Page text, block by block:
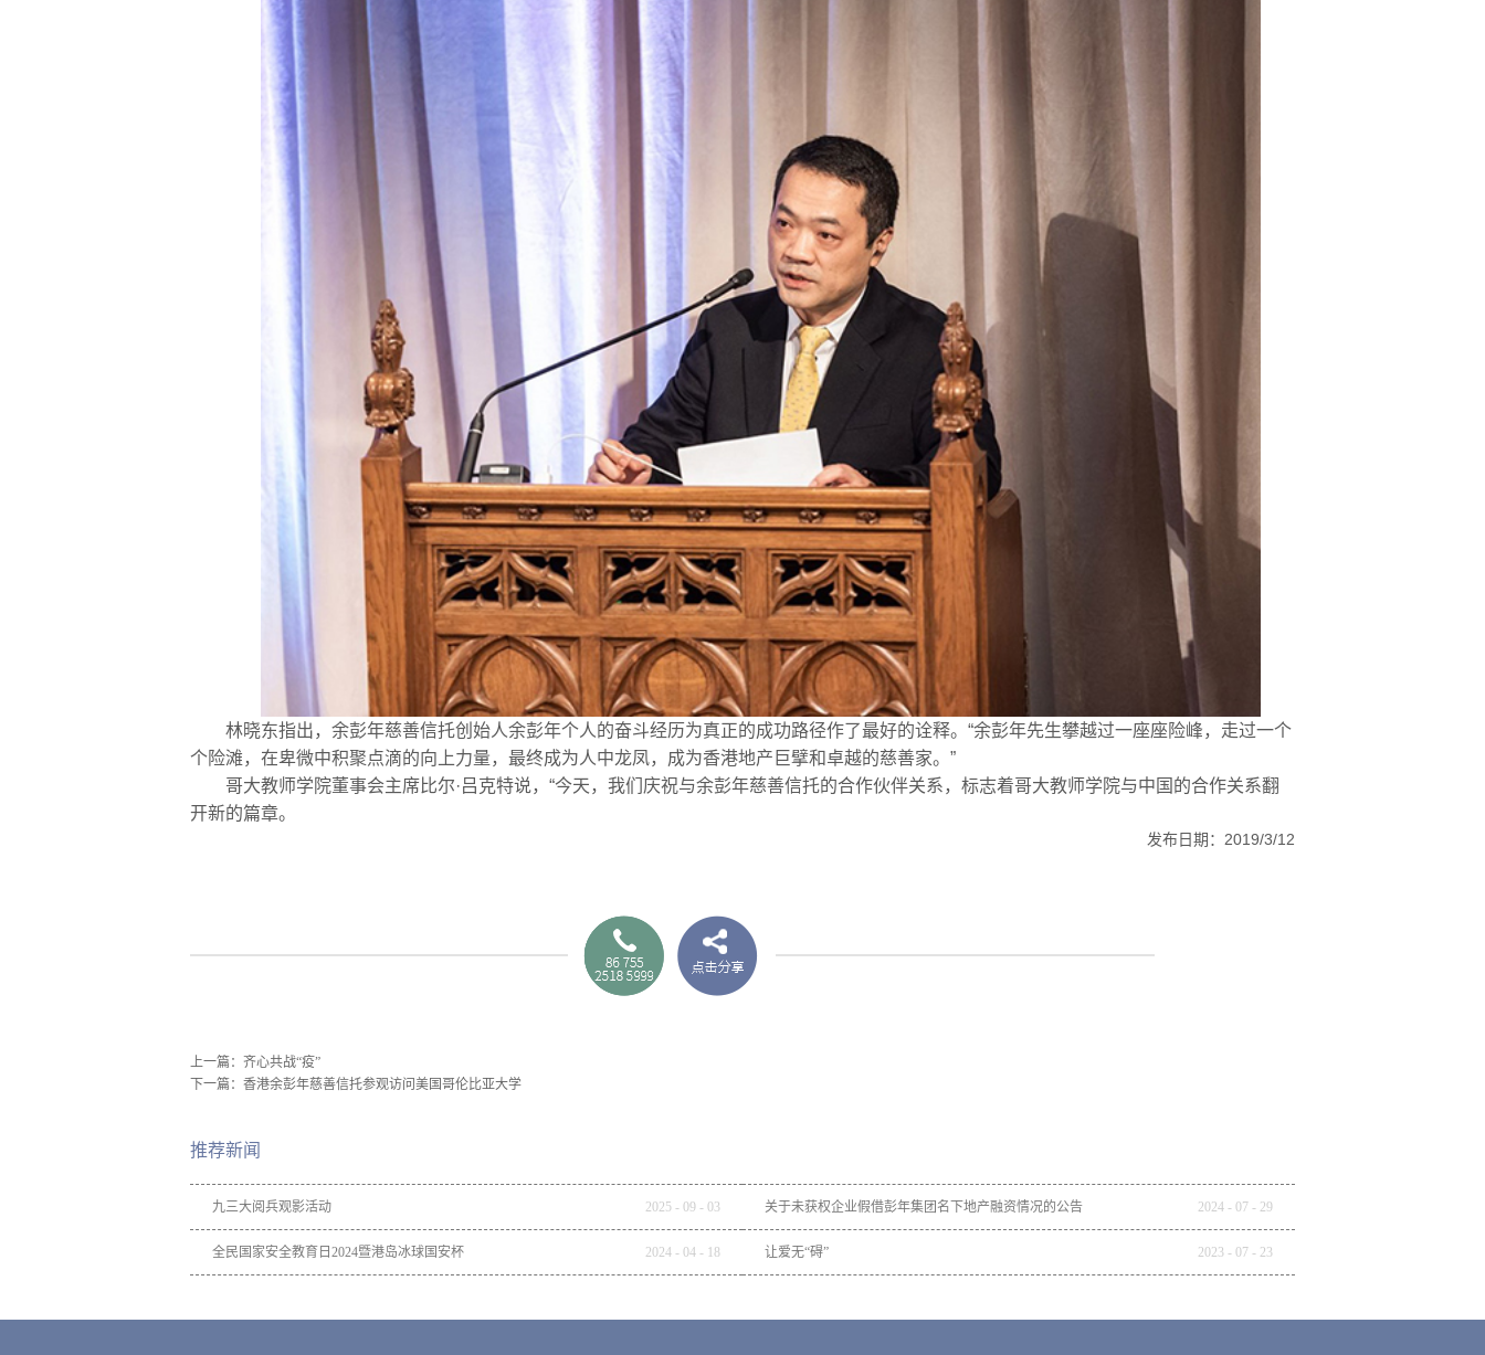
林晓东指出，余彭年慈善信托创始人余彭年个人的奋斗经历为真正的成功路径作了最好的诠释。“余彭年先生攀越过一座座险峰，走过一个
个险滩，在卑微中积聚点滴的向上力量，最终成为人中龙凤，成为香港地产巨擘和卓越的慈善家。”
哥大教师学院董事会主席比尔·吕克特说，“今天，我们庆祝与余彭年慈善信托的合作伙伴关系，标志着哥大教师学院与中国的合作关系翻
开新的篇章。
发布日期：2019/3/12
上一篇： 齐心共战“疫”
下一篇： 香港余彭年慈善信托参观访问美国哥伦比亚大学
推荐新闻
九三大阅兵观影活动 2025 - 09 - 03 关于未获权企业假借彭年集团名下地产融资情况的公告 2024 - 07 - 29
全民国家安全教育日2024暨港岛冰球国安杯 2024 - 04 - 18 让爱无“碍” 2023 - 07 - 23